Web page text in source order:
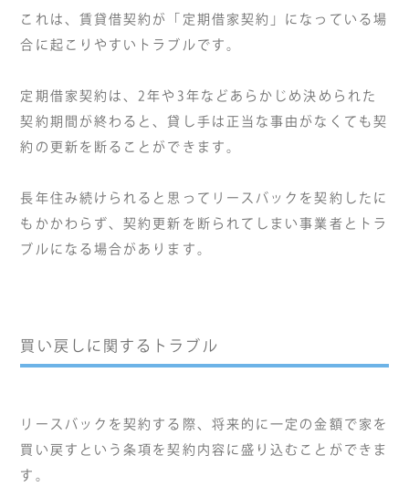
これは、賃貸借契約が「定期借家契約」になっている場
合に起こりやすいトラブルです。
定期借家契約は、2年や3年などあらかじめ決められた
契約期間が終わると、貸し手は正当な事由がなくても契
約の更新を断ることができます。
長年住み続けられると思ってリースバックを契約したに
もかかわらず、契約更新を断られてしまい事業者とトラ
ブルになる場合があります。
買い戻しに関するトラブル
リースバックを契約する際、将来的に一定の金額で家を
買い戻すという条項を契約内容に盛り込むことができま
す。